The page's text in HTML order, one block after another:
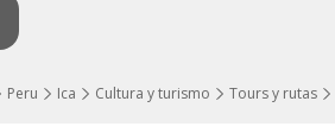
Peru Ica Cultura y turismo Tours y rutas